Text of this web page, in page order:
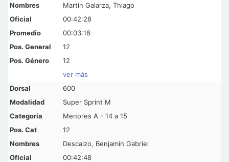
Martin Galarza, Thiago
00:42:28
00:03:18
12
12
ver más
600
Super Sprint M
Menores A - 14 a 15
12
Descalzo, Benjamin Gabriel
00:42:48